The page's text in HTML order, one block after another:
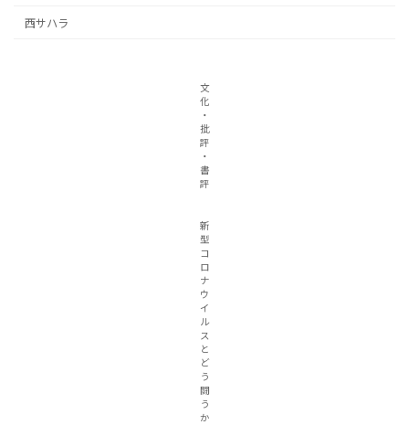
西サハラ
文
化
・
批
評
・
書
評
新
型
コ
ロ
ナ
ウ
イ
ル
ス
と
ど
う
闘
う
か